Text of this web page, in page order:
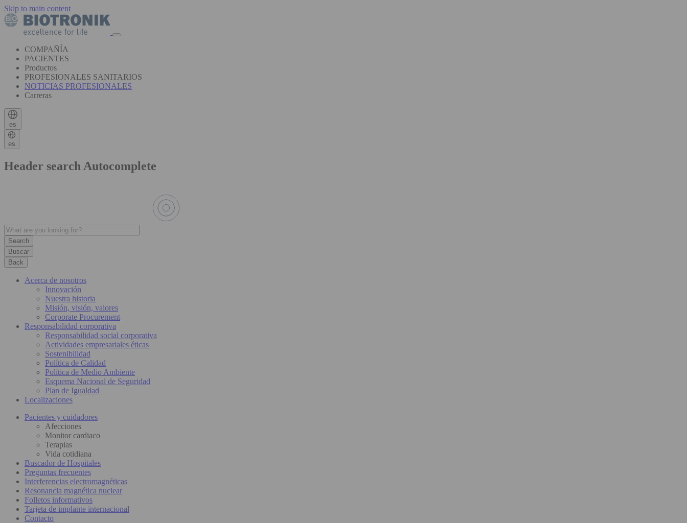
Skip to main content
COMPAÑÍA
PACIENTES
Productos
PROFESIONALES SANITARIOS
NOTICIAS PROFESIONALES
Carreras
es
es
Header search Autocomplete
Buscar
Back
Acerca de nosotros
Innovación
Nuestra historia
Misión, visión, valores
Corporate Procurement
Responsabilidad corporativa
Responsabilidad social corporativa
Actividades empresariales éticas
Sostenibilidad
Política de Calidad
Política de Medio Ambiente
Esquema Nacional de Seguridad
Plan de Igualdad
Localizaciones
Pacientes y cuidadores
Afecciones
Monitor cardiaco
Terapias
Vida cotidiana
Buscador de Hospitales
Preguntas frecuentes
Interferencias electromagnéticas
Resonancia magnética nuclear
Folletos informativos
Tarjeta de implante internacional
Contacto